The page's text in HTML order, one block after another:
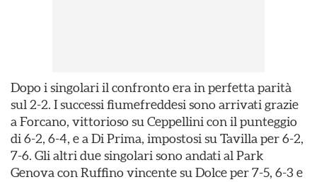
Dopo i singolari il confronto era in perfetta parità
sul 2-2. I successi fiumefreddesi sono arrivati grazie
a Forcano, vittorioso su Ceppellini con il punteggio
di 6-2, 6-4, e a Di Prima, impostosi su Tavilla per 6-2,
7-6. Gli altri due singolari sono andati al Park
Genova con Ruffino vincente su Dolce per 7-5, 6-3 e